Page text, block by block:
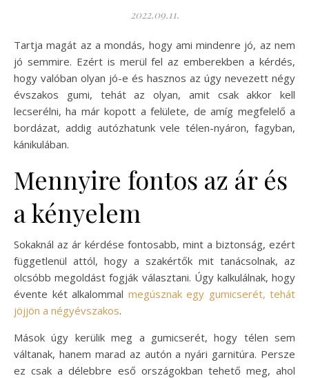
2022.09.11.
Tartja magát az a mondás, hogy ami mindenre jó, az nem
jó semmire. Ezért is merül fel az emberekben a kérdés,
hogy valóban olyan jó-e és hasznos az úgy nevezett négy
évszakos gumi, tehát az olyan, amit csak akkor kell
lecserélni, ha már kopott a felülete, de amíg megfelelő a
bordázat, addig autózhatunk vele télen-nyáron, fagyban,
kánikulában.
Mennyire fontos az ár és
a kényelem
Sokaknál az ár kérdése fontosabb, mint a biztonság, ezért
függetlenül attól, hogy a szakértők mit tanácsolnak, az
olcsóbb megoldást fogják választani. Úgy kalkulálnak, hogy
évente két alkalommal megúsznak egy gumicserét, tehát
jöjjön a négyévszakos.
Mások úgy kerülik meg a gumicserét, hogy télen sem
váltanak, hanem marad az autón a nyári garnitúra. Persze
ez csak a délebbre eső országokban tehető meg, ahol